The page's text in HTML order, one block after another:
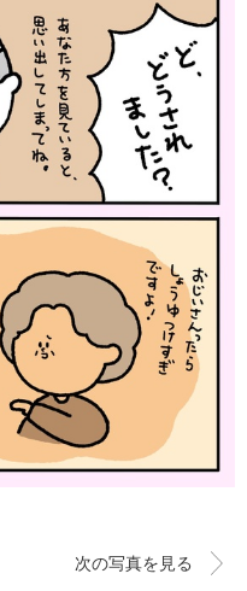
次の写真を見る